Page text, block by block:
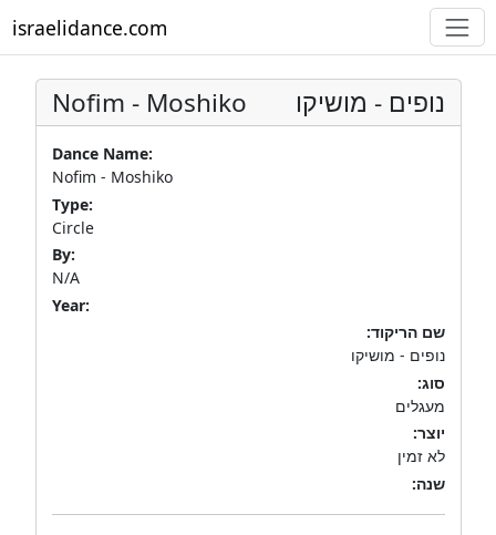
israelidance.com
Nofim - Moshiko נופים - מושיקו
Dance Name:
Nofim - Moshiko
Type:
Circle
By:
N/A
Year:
שם הריקוד:
נופים - מושיקו
סוג:
מעגלים
יוצר:
לא זמין
שנה: